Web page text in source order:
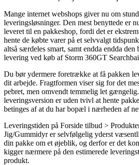
Mange internet webshops giver nu om
leveringsløsninger. Den mest benyttede er
leveret til en pakkeshop, fordi det er
hente de købte varer på et selvvalgt
altså særdeles smart, samt endda endda
levering ved køb af Storm 360GT
Du bør ydermere foretrække at få pakken
dit arbejde. Fragtformen viser sig for det
pebret, men omvendt temmelig let
leveringsversion er uden tvivl at hente
betinges af at du har bopæl i nærheden af
Leveringstiden på Forside tilbud >
Jig/Gummidyr er selvfølgelig yderst
din pakke om et øjeblik, og derfor er det
kigger nærmere på den estimerede
produkt.